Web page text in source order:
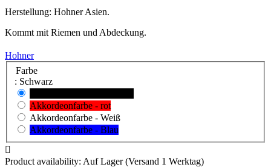
Herstellung: Hohner Asien.
Kommt mit Riemen und Abdeckung.
Hohner
Farbe
: Schwarz
Akkordeonfarbe - rot
Akkordeonfarbe - Weiß
Akkordeonfarbe - Blau

Product availability: Auf Lager (Versand 1 Werktag)